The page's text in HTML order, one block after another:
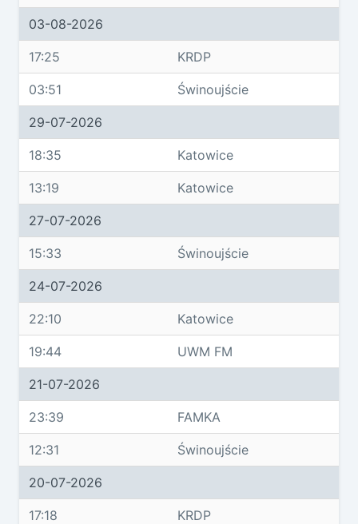
03-08-2026
17:25 KRDP
03:51 Świnoujście
29-07-2026
18:35 Katowice
13:19 Katowice
27-07-2026
15:33 Świnoujście
24-07-2026
22:10 Katowice
19:44 UWM FM
21-07-2026
23:39 FAMKA
12:31 Świnoujście
20-07-2026
17:18 KRDP